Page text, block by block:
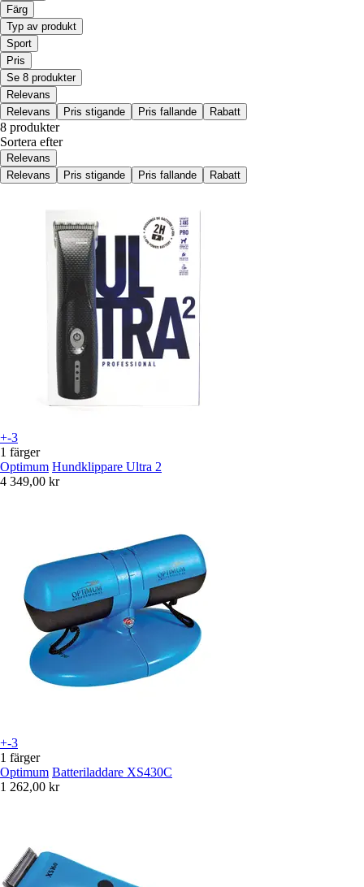
Färg
Typ av produkt
Sport
Pris
Se 8 produkter
Relevans
Relevans
Pris stigande Pris fallande Rabatt
8 produkter
Sortera efter
Relevans
Relevans
Pris stigande Pris fallande Rabatt
+-3
1 färger
Optimum Hundklippare Ultra 2
4 349,00 kr
+-3
1 färger
Optimum Batteriladdare XS430C
1 262,00 kr